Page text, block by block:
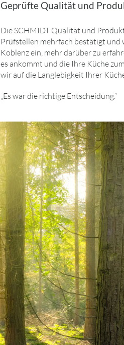
Geprüfte Qualität und
Die SCHMIDT Qualität und
Prüfstellen mehrfach bestätigt und
Koblenz ein, mehr darüber zu
es ankommt und die Ihre Küche
wir auf die Langlebigkeit Ihrer
„Es war die richtige Entscheidung.“